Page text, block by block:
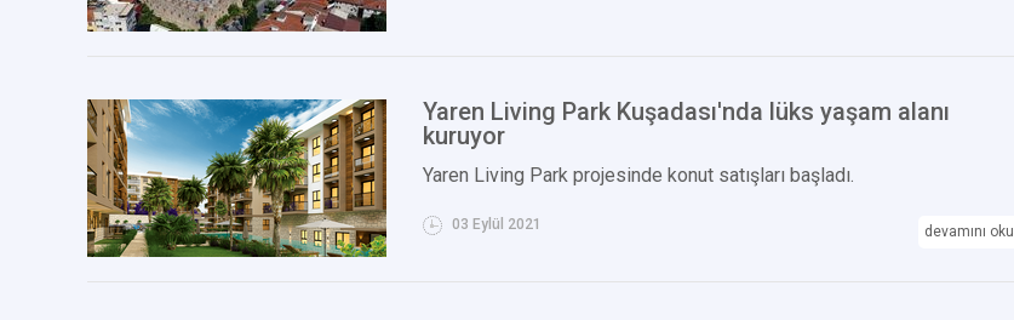
Yaren Living Park Kuşadası'nda lüks yaşam alanı
kuruyor
Yaren Living Park projesinde konut satışları başladı.
03 Eylül 2021 devamını oku